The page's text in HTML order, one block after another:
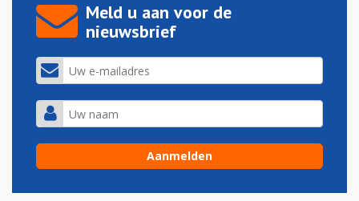
Meld u aan voor de
nieuwsbrief